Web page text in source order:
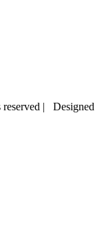
| Designed